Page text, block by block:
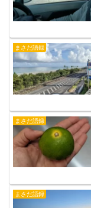
まさだ語録
まさだ語録
まさだ語録